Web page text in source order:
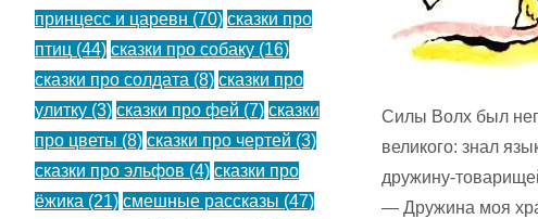
Силы Волх был
великого: знал
дружину-
— Дружина моя
принцесс и царевн (70) сказки про
птиц (44) сказки про собаку (16)
сказки про солдата (8) сказки про
улитку (3) сказки про фей (7) сказки
про цветы (8) сказки про чертей (3)
сказки про эльфов (4) сказки про
ёжика (21) смешные рассказы (47)